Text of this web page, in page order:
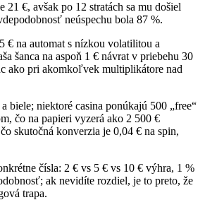
€, avšak po 12 stratách sa mu došiel
neúspechu bola 87 %.
€ na automat s nízkou volatilitou a
šanca na aspoň 1 € návrat v priebehu 30
ako pri akomkoľvek multiplikátore nad
biele; niektoré casina ponúkajú 500 „free“
čo na papieri vyzerá ako 2 500 €
skutočná konverzia je 0,04 € na spin,
čísla: 2 € vs 5 € vs 10 € výhra, 1 %
ak nevidíte rozdiel, je to preto, že
trapa.